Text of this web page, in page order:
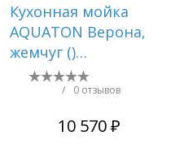
Кухонная мойка
AQUATON Верона,
жемчуг ()
1A710032VR240
/ 0 отзывов
10 570 ₽